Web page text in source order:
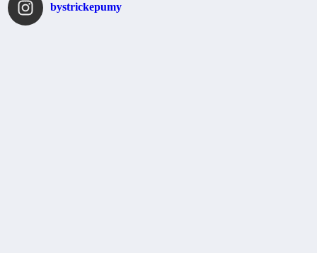
bystrickepumy